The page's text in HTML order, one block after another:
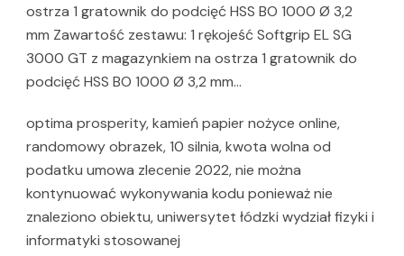
ostrza 1 gratownik do podcięć HSS BO 1000 Ø 3,2
mm Zawartość zestawu: 1 rękojeść Softgrip EL SG
3000 GT z magazynkiem na ostrza 1 gratownik do
podcięć HSS BO 1000 Ø 3,2 mm…
optima prosperity, kamień papier nożyce online,
randomowy obrazek, 10 silnia, kwota wolna od
podatku umowa zlecenie 2022, nie można
kontynuować wykonywania kodu ponieważ nie
znaleziono obiektu, uniwersytet łódzki wydział fizyki i
informatyki stosowanej